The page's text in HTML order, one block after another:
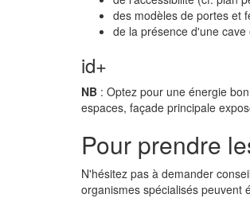
des modèles de portes et
de la présence d'une
id+
NB : Optez pour une énergie
espaces, façade principale
Pour prendre
N'hésitez pas à demander
organismes spécialisés peuvent